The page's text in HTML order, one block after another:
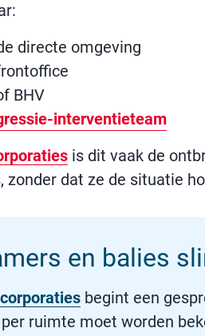
directe omgeving
BHV
interventieteam
is dit vaak de
zonder dat ze de situatie
en balies
begint een
ruimte moet worden